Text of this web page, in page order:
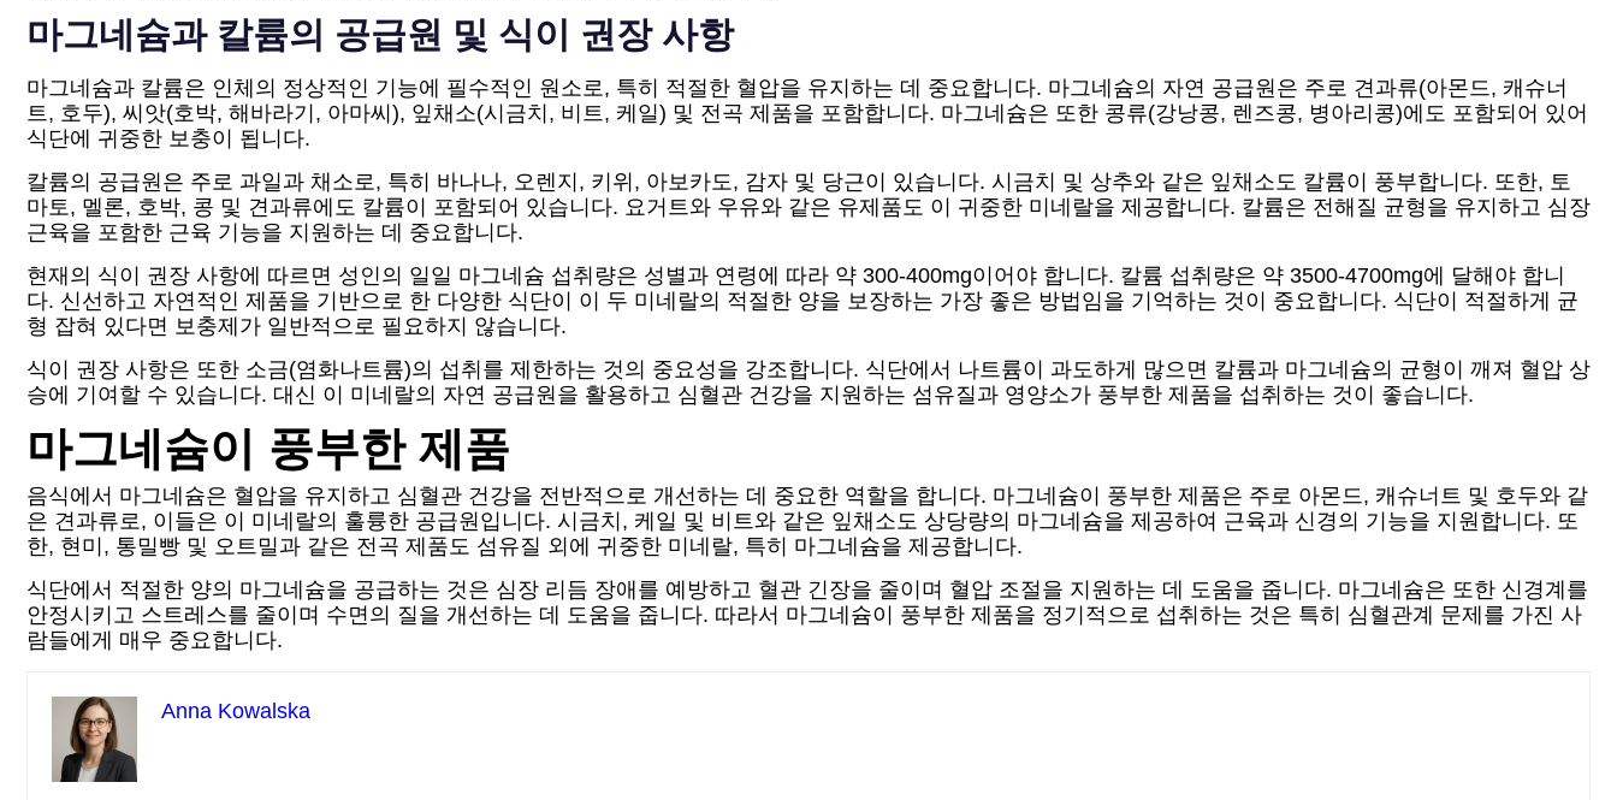
마그네슘과 칼륨의 공급원 및 식이 권장 사항
마그네슘과 칼륨은 인체의 정상적인 기능에 필수적인 원소로, 특히 적절한 혈압을 유지하는 데 중요합니다. 마그네슘의 자연 공급원은 주로 견과류(아몬드, 캐슈너
트, 호두), 씨앗(호박, 해바라기, 아마씨), 잎채소(시금치, 비트, 케일) 및 전곡 제품을 포함합니다. 마그네슘은 또한 콩류(강낭콩, 렌즈콩, 병아리콩)에도 포함되어 있어
식단에 귀중한 보충이 됩니다.
칼륨의 공급원은 주로 과일과 채소로, 특히 바나나, 오렌지, 키위, 아보카도, 감자 및 당근이 있습니다. 시금치 및 상추와 같은 잎채소도 칼륨이 풍부합니다. 또한, 토
마토, 멜론, 호박, 콩 및 견과류에도 칼륨이 포함되어 있습니다. 요거트와 우유와 같은 유제품도 이 귀중한 미네랄을 제공합니다. 칼륨은 전해질 균형을 유지하고 심장
근육을 포함한 근육 기능을 지원하는 데 중요합니다.
현재의 식이 권장 사항에 따르면 성인의 일일 마그네슘 섭취량은 성별과 연령에 따라 약 300-400mg이어야 합니다. 칼륨 섭취량은 약 3500-4700mg에 달해야 합니
다. 신선하고 자연적인 제품을 기반으로 한 다양한 식단이 이 두 미네랄의 적절한 양을 보장하는 가장 좋은 방법임을 기억하는 것이 중요합니다. 식단이 적절하게 균
형 잡혀 있다면 보충제가 일반적으로 필요하지 않습니다.
식이 권장 사항은 또한 소금(염화나트륨)의 섭취를 제한하는 것의 중요성을 강조합니다. 식단에서 나트륨이 과도하게 많으면 칼륨과 마그네슘의 균형이 깨져 혈압 상
승에 기여할 수 있습니다. 대신 이 미네랄의 자연 공급원을 활용하고 심혈관 건강을 지원하는 섬유질과 영양소가 풍부한 제품을 섭취하는 것이 좋습니다.
마그네슘이 풍부한 제품
음식에서 마그네슘은 혈압을 유지하고 심혈관 건강을 전반적으로 개선하는 데 중요한 역할을 합니다. 마그네슘이 풍부한 제품은 주로 아몬드, 캐슈너트 및 호두와 같
은 견과류로, 이들은 이 미네랄의 훌륭한 공급원입니다. 시금치, 케일 및 비트와 같은 잎채소도 상당량의 마그네슘을 제공하여 근육과 신경의 기능을 지원합니다. 또
한, 현미, 통밀빵 및 오트밀과 같은 전곡 제품도 섬유질 외에 귀중한 미네랄, 특히 마그네슘을 제공합니다.
식단에서 적절한 양의 마그네슘을 공급하는 것은 심장 리듬 장애를 예방하고 혈관 긴장을 줄이며 혈압 조절을 지원하는 데 도움을 줍니다. 마그네슘은 또한 신경계를
안정시키고 스트레스를 줄이며 수면의 질을 개선하는 데 도움을 줍니다. 따라서 마그네슘이 풍부한 제품을 정기적으로 섭취하는 것은 특히 심혈관계 문제를 가진 사
람들에게 매우 중요합니다.
Anna Kowalska